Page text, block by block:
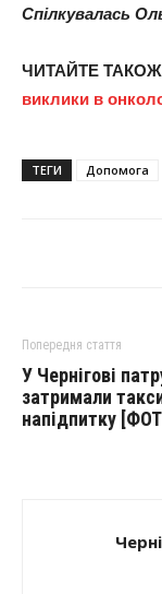
Спілкувалась
ЧИТАЙТЕ
виклики в
ТЕГИ Допомога
Попередня стаття
У Чернігові
затримали
напідпитку